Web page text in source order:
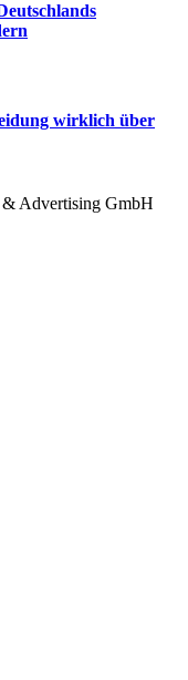
wirklich über
Advertising GmbH